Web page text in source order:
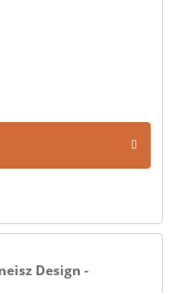
Design -